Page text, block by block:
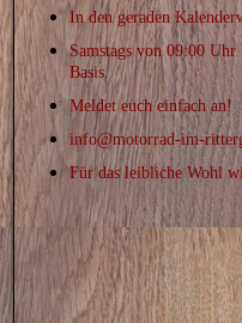
In dengeraden
Samstagsvon 09:00 Uhr
Basis.
Meldet euch einfach an!
info@motorrad-im-
Für das leibliche Wohl